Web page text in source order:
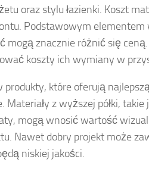
oraz stylu łazienki. Koszt
Podstawowym elementem
mogą znacznie różnić się
koszty ich wymiany w
produkty, które oferują
Materiały z wyższej półki,
mogą wnosić wartość
Nawet dobry projekt może
niskiej jakości.